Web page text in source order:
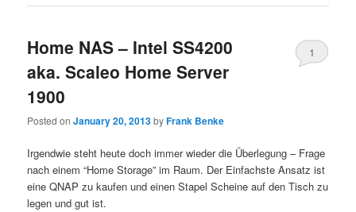
Home NAS – Intel SS4200
aka. Scaleo Home Server
1900
Posted onJanuary 20, 2013byFrank Benke
1
Irgendwie steht heute doch immer wieder die Überlegung – Frage
nach einem “Home Storage” im Raum. Der Einfachste Ansatz ist
eine QNAP zu kaufen und einen Stapel Scheine auf den Tisch zu
legen und gut ist.